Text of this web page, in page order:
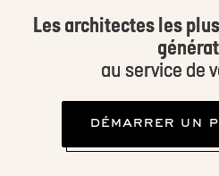
Les architectes les
au service de
démarrer un